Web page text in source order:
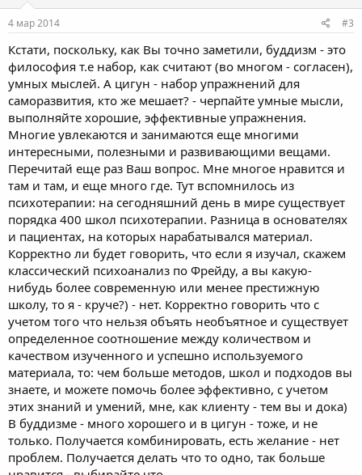
4 мар 2014 #3
Кстати, поскольку, как Вы точно заметили, буддизм - это
философия т.е набор, как считают (во многом - согласен),
умных мыслей. А цигун - набор упражнений для
саморазвития, кто же мешает? - черпайте умные мысли,
выполняйте хорошие, эффективные упражнения.
Многие увлекаются и занимаются еще многими
интересными, полезными и развивающими вещами.
Перечитай еще раз Ваш вопрос. Мне многое нравится и
там и там, и еще много где. Тут вспомнилось из
психотерапии: на сегодняшний день в мире существует
порядка 400 школ психотерапии. Разница в основателях
и пациентах, на которых нарабатывался материал.
Корректно ли будет говорить, что если я изучал, скажем
классический психоанализ по Фрейду, а вы какую-
нибудь более современную или менее престижную
школу, то я - круче?) - нет. Корректно говорить что с
учетом того что нельзя объять необъятное и существует
определенное соотношение между количеством и
качеством изученного и успешно используемого
материала, то: чем больше методов, школ и подходов вы
знаете, и можете помочь более эффективно, с учетом
этих знаний и умений, мне, как клиенту - тем вы и дока)
В буддизме - много хорошего и в цигун - тоже, и не
только. Получается комбинировать, есть желание - нет
проблем. Получается делать что то одно, так больше